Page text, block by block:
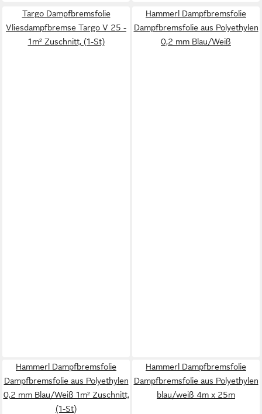
Targo Dampfbremsfolie
Vliesdampfbremse Targo V 25 -
1m² Zuschnitt, (1-St)
Hammerl Dampfbremsfolie
Dampfbremsfolie aus Polyethylen
0,2 mm Blau/Weiß
Hammerl Dampfbremsfolie
Dampfbremsfolie aus Polyethylen
0,2 mm Blau/Weiß 1m² Zuschnitt,
(1-St)
Hammerl Dampfbremsfolie
Dampfbremsfolie aus Polyethylen
blau/weiß 4m x 25m